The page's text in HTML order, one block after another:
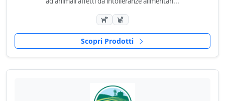
Scopri Prodotti